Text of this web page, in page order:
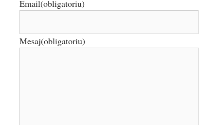
Email(obligatoriu)
Mesaj(obligatoriu)